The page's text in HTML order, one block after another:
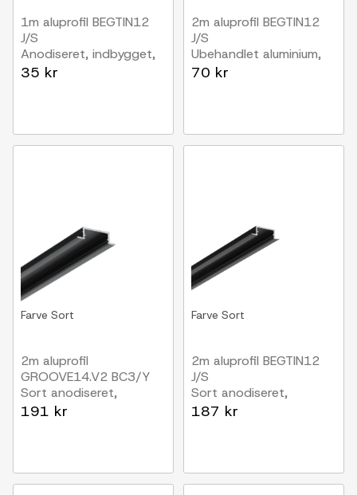
1m aluprofil BEGTIN12
J/S
Anodiseret, indbygget,
LED skinne
35 kr
2m aluprofil BEGTIN12
J/S
Ubehandlet aluminium,
indbygget, LED skinne
70 kr
Farve Sort
2m aluprofil
GROOVE14.V2 BC3/Y
Sort anodiseret,
indbygget, LED skinne
191 kr
Farve Sort
2m aluprofil BEGTIN12
J/S
Sort anodiseret,
indbygget, LED skinne
187 kr